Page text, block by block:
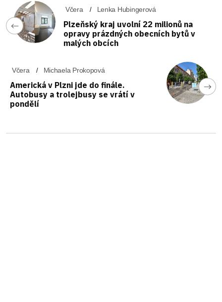
Včera Lenka Hubingerová
Plzeňský kraj uvolní 22 milionů na
opravy prázdných obecních bytů v
malých obcích
Včera Michaela Prokopová
Americká v Plzni jde do finále.
Autobusy a trolejbusy se vrátí v
pondělí